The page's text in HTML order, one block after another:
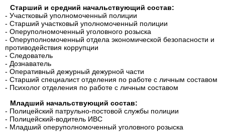
Старший и средний начальствующий состав:
- Участковый уполномоченный полиции
- Старший участковый уполномоченный полиции
- Оперуполномоченный уголовного розыска
- Оперуполномоченный отдела экономической безопасности и
противодействия коррупции
- Следователь
- Дознаватель
- Оперативный дежурный дежурной части
- Старший специалист отделения по работе с личным составом
- Психолог отделения по работе с личным составом
Младший начальствующий состав:
- Полицейский патрульно-постовой службы полиции
- Полицейский-водитель ИВС
- Младший оперуполномоченный уголовного розыска